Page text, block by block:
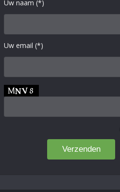
Uw naam (*)
Uw email (*)